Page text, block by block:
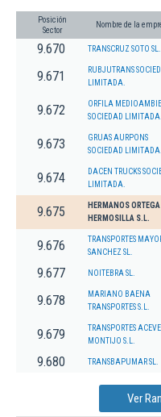
Posición
Sector
Nombre de la
9.670 TRANSCRUZ SOTO SL.
9.671
RUBJUTRANS
LIMITADA.
9.672
ORFILA
SOCIEDAD LIMITADA.
9.673
GRUAS AURPONS
SOCIEDAD LIMITADA.
9.674
DACEN TRUCKS
LIMITADA.
9.675
HERMANOS ORTEGA
HERMOSILLA S.L.
9.676
TRANSPORTES
SANCHEZ SL.
9.677 NOITEBRA SL.
9.678
MARIANO BAENA
TRANSPORTES S.L.
9.679
TRANSPORTES
MONTIJO S.L.
9.680 TRANSBAPUMAR SL.
Ver